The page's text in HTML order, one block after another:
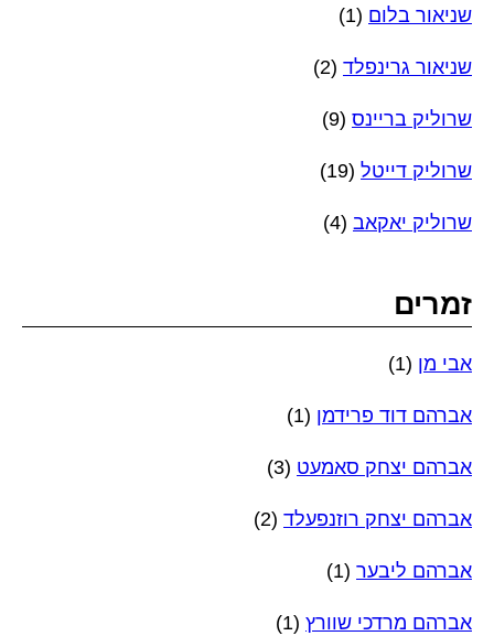
שניאור בלום (1)
שניאור גרינפלד (2)
שרוליק בריינס (9)
שרוליק דייטל (19)
שרוליק יאקאב (4)
זמרים
אבי מן (1)
אברהם דוד פרידמן (1)
אברהם יצחק סאמעט (3)
אברהם יצחק רוזנפעלד (2)
אברהם ליבער (1)
אברהם מרדכי שוורץ (1)